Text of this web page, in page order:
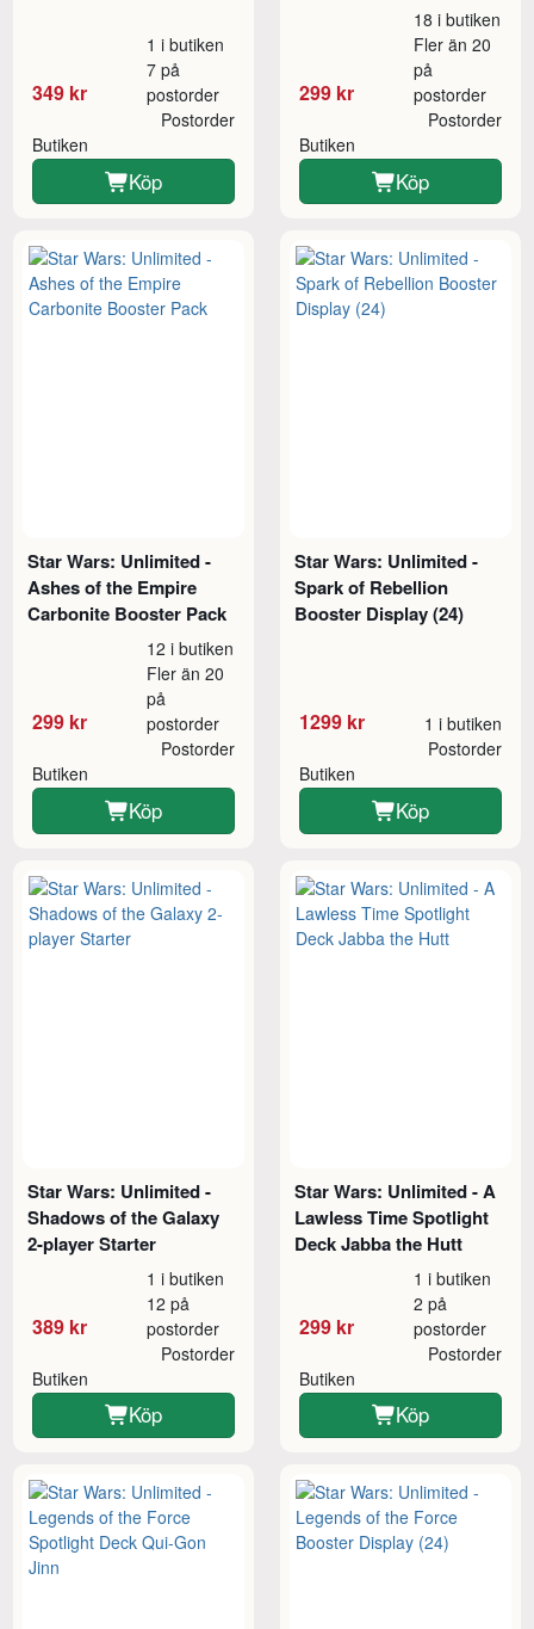
349 kr
1 i butiken
7 på
postorder
Butiken
Postorder
Köp
299 kr
18 i butiken
Fler än 20
på
postorder
Butiken
Postorder
Köp
Star Wars: Unlimited -
Ashes of the Empire
Carbonite Booster Pack
299 kr
12 i butiken
Fler än 20
på
postorder
Butiken
Postorder
Köp
Star Wars: Unlimited -
Spark of Rebellion
Booster Display (24)
1299 kr 1 i butiken
Butiken
Postorder
Köp
Star Wars: Unlimited -
Shadows of the Galaxy
2-player Starter
389 kr
1 i butiken
12 på
postorder
Butiken
Postorder
Köp
Star Wars: Unlimited - A
Lawless Time Spotlight
Deck Jabba the Hutt
299 kr
1 i butiken
2 på
postorder
Butiken
Postorder
Köp